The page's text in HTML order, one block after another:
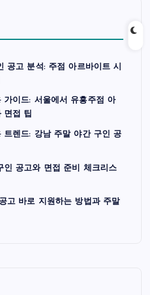
공고 분석: 주점 아르바이트 시
가이드: 서울에서 유흥주점 아
면접 팁
트렌드: 강남 주말 야간 구인 공
인 공고와 면접 준비 체크리스
고 바로 지원하는 방법과 주말